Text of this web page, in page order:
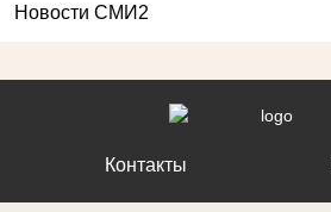
Новости СМИ2
Контакты